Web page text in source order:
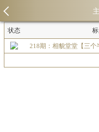
状态
218期：相貌堂堂【三